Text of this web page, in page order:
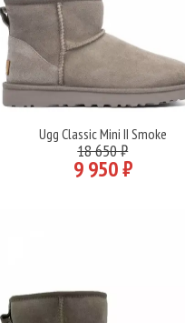
Подробнее
Ugg Classic Mini II Smoke
18 650 ₽
9 950 ₽